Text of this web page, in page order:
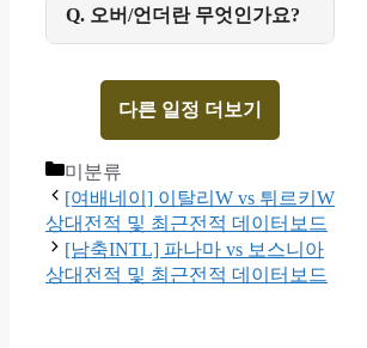
Q. 오버/언더란 무엇인가요?
다른 일정 더보기
Categories
미분류
[여배네이] 이탈리W vs 튀르키W
상대전적 및 최근전적 데이터보드
[남축INTL] 파나마 vs 보스니아
상대전적 및 최근전적 데이터보드